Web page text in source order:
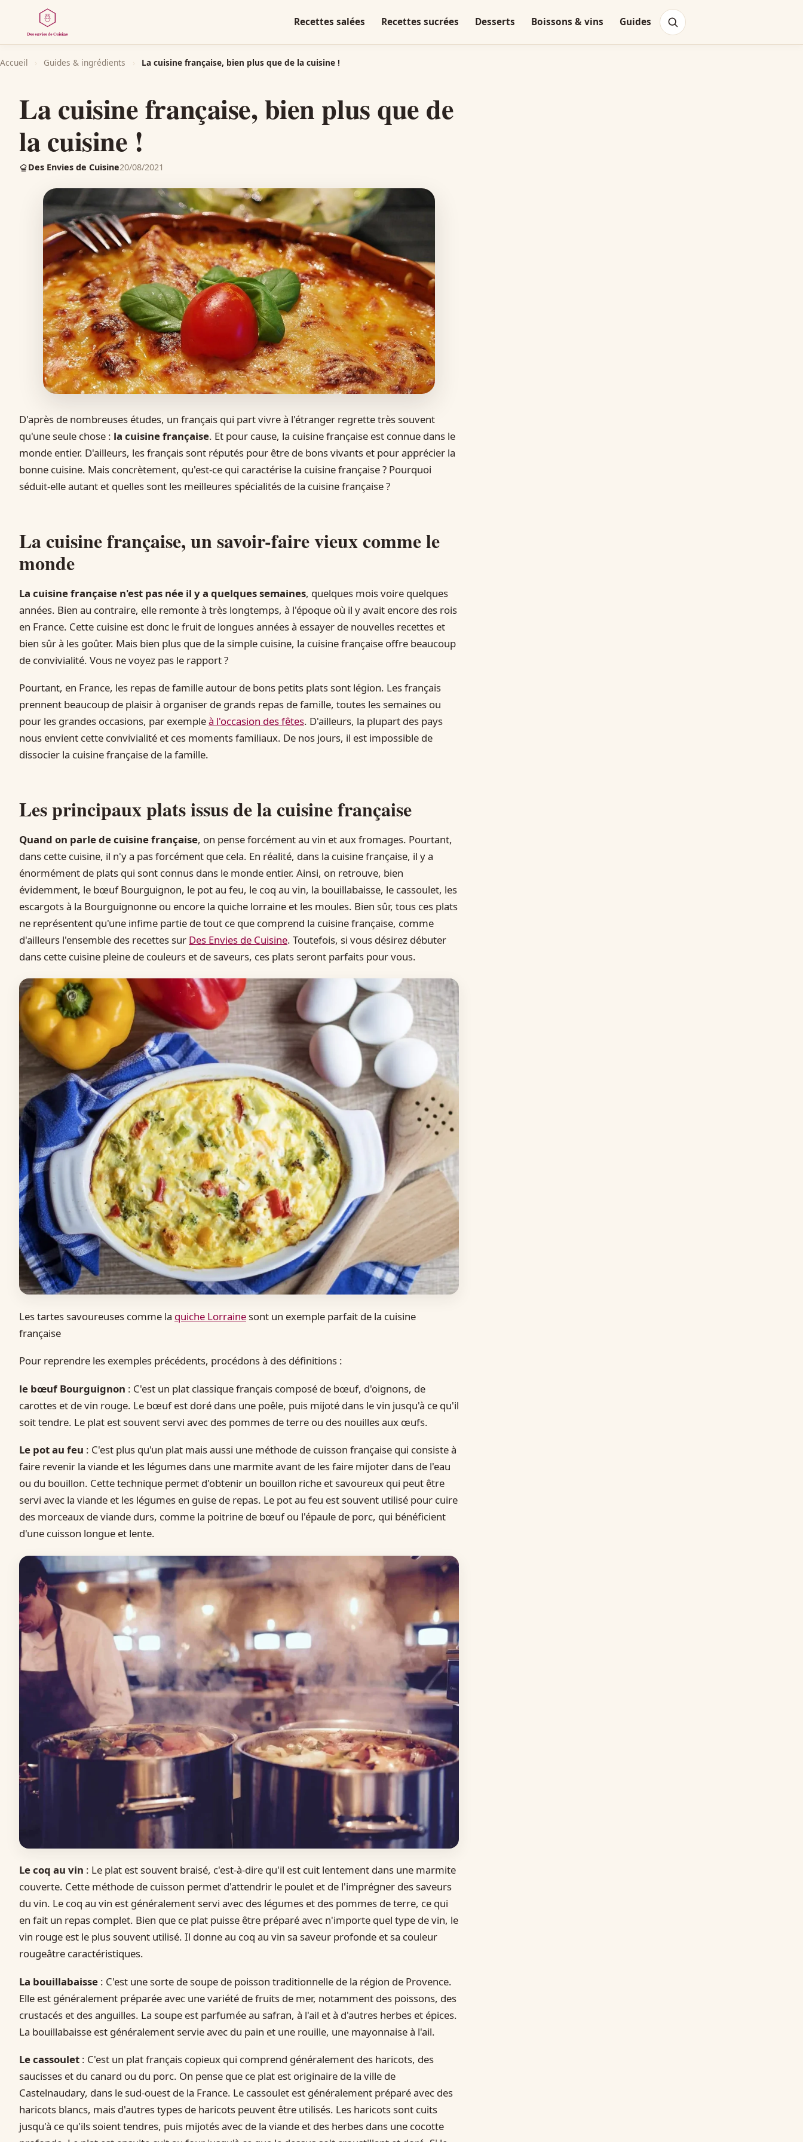
Recettes salées Recettes sucrées Desserts Boissons & vins Guides
Accueil › Guides & ingrédients › La cuisine française, bien plus que de la cuisine !
La cuisine française, bien plus que de
la cuisine !
Des Envies de Cuisine20/08/2021
D'après de nombreuses études, un français qui part vivre à l'étranger regrette très souvent
qu'une seule chose : la cuisine française. Et pour cause, la cuisine française est connue dans le
monde entier. D'ailleurs, les français sont réputés pour être de bons vivants et pour apprécier la
bonne cuisine. Mais concrètement, qu'est-ce qui caractérise la cuisine française ? Pourquoi
séduit-elle autant et quelles sont les meilleures spécialités de la cuisine française ?
La cuisine française, un savoir-faire vieux comme le
monde
La cuisine française n'est pas née il y a quelques semaines, quelques mois voire quelques
années. Bien au contraire, elle remonte à très longtemps, à l'époque où il y avait encore des rois
en France. Cette cuisine est donc le fruit de longues années à essayer de nouvelles recettes et
bien sûr à les goûter. Mais bien plus que de la simple cuisine, la cuisine française offre beaucoup
de convivialité. Vous ne voyez pas le rapport ?
Pourtant, en France, les repas de famille autour de bons petits plats sont légion. Les français
prennent beaucoup de plaisir à organiser de grands repas de famille, toutes les semaines ou
pour les grandes occasions, par exempleà l'occasion des fêtes. D'ailleurs, la plupart des pays
nous envient cette convivialité et ces moments familiaux. De nos jours, il est impossible de
dissocier la cuisine française de la famille.
Les principaux plats issus de la cuisine française
Quand on parle de cuisine française, on pense forcément au vin et aux fromages. Pourtant,
dans cette cuisine, il n'y a pas forcément que cela. En réalité, dans la cuisine française, il y a
énormément de plats qui sont connus dans le monde entier. Ainsi, on retrouve, bien
évidemment, le bœuf Bourguignon, le pot au feu, le coq au vin, la bouillabaisse, le cassoulet, les
escargots à la Bourguignonne ou encore la quiche lorraine et les moules. Bien sûr, tous ces plats
ne représentent qu'une infime partie de tout ce que comprend la cuisine française, comme
d'ailleurs l'ensemble des recettes sur Des Envies de Cuisine. Toutefois, si vous désirez débuter
dans cette cuisine pleine de couleurs et de saveurs, ces plats seront parfaits pour vous.
Les tartes savoureuses comme la quiche Lorraine sont un exemple parfait de la cuisine
française
Pour reprendre les exemples précédents, procédons à des définitions :
le bœuf Bourguignon : C'est un plat classique français composé de bœuf, d'oignons, de
carottes et de vin rouge. Le bœuf est doré dans une poêle, puis mijoté dans le vin jusqu'à ce qu'il
soit tendre. Le plat est souvent servi avec des pommes de terre ou des nouilles aux œufs.
Le pot au feu : C'est plus qu'un plat mais aussi une méthode de cuisson française qui consiste à
faire revenir la viande et les légumes dans une marmite avant de les faire mijoter dans de l'eau
ou du bouillon. Cette technique permet d'obtenir un bouillon riche et savoureux qui peut être
servi avec la viande et les légumes en guise de repas. Le pot au feu est souvent utilisé pour cuire
des morceaux de viande durs, comme la poitrine de bœuf ou l'épaule de porc, qui bénéficient
d'une cuisson longue et lente.
Le coq au vin : Le plat est souvent braisé, c'est-à-dire qu'il est cuit lentement dans une marmite
couverte. Cette méthode de cuisson permet d'attendrir le poulet et de l'imprégner des saveurs
du vin. Le coq au vin est généralement servi avec des légumes et des pommes de terre, ce qui
en fait un repas complet. Bien que ce plat puisse être préparé avec n'importe quel type de vin, le
vin rouge est le plus souvent utilisé. Il donne au coq au vin sa saveur profonde et sa couleur
rougeâtre caractéristiques.
La bouillabaisse : C'est une sorte de soupe de poisson traditionnelle de la région de Provence.
Elle est généralement préparée avec une variété de fruits de mer, notamment des poissons, des
crustacés et des anguilles. La soupe est parfumée au safran, à l'ail et à d'autres herbes et épices.
La bouillabaisse est généralement servie avec du pain et une rouille, une mayonnaise à l'ail.
Le cassoulet : C'est un plat français copieux qui comprend généralement des haricots, des
saucisses et du canard ou du porc. On pense que ce plat est originaire de la ville de
Castelnaudary, dans le sud-ouest de la France. Le cassoulet est généralement préparé avec des
haricots blancs, mais d'autres types de haricots peuvent être utilisés. Les haricots sont cuits
jusqu'à ce qu'ils soient tendres, puis mijotés avec de la viande et des herbes dans une cocotte